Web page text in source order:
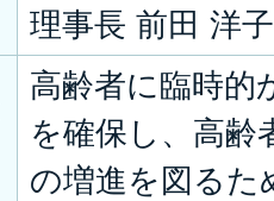
理事長 前田 洋子
高齢者に臨時的
を確保し、高齢
の増進を図るた